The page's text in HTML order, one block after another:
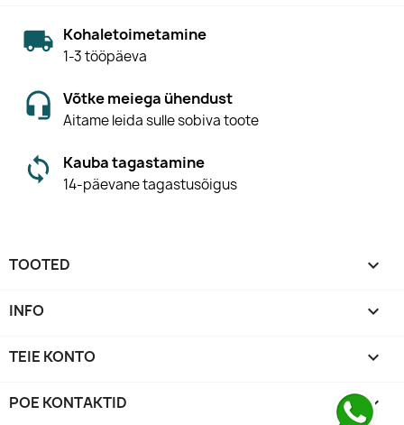
Kohaletoimetamine
1-3 tööpäeva
Võtke meiega ühendust
Aitame leida sulle sobiva toote
Kauba tagastamine
14-päevane tagastusõigus
TOOTED 
INFO 
TEIE KONTO 
POE KONTAKTID keyboard_arrow_down